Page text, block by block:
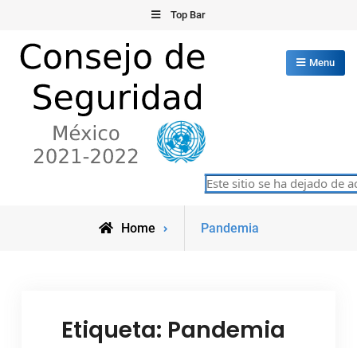
content
Top Bar
Consejo de Seguridad de las
Naciones Unidas
Menu
Este sitio se ha dejado de
Home
Posts
Pandemia
Etiqueta: Pandemia